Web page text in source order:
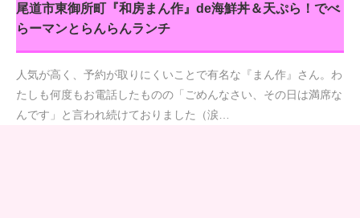
尾道市東御所町『和房まん作』de海鮮丼＆天ぷら！でべ
らーマンとらんらんランチ
人気が高く、予約が取りにくいことで有名な『まん作』さん。わ
たしも何度もお電話したものの「ごめんなさい、その日は満席な
んです」と言われ続けておりました（涙…